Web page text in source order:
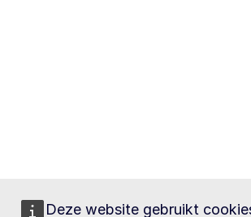
Deze website gebruikt